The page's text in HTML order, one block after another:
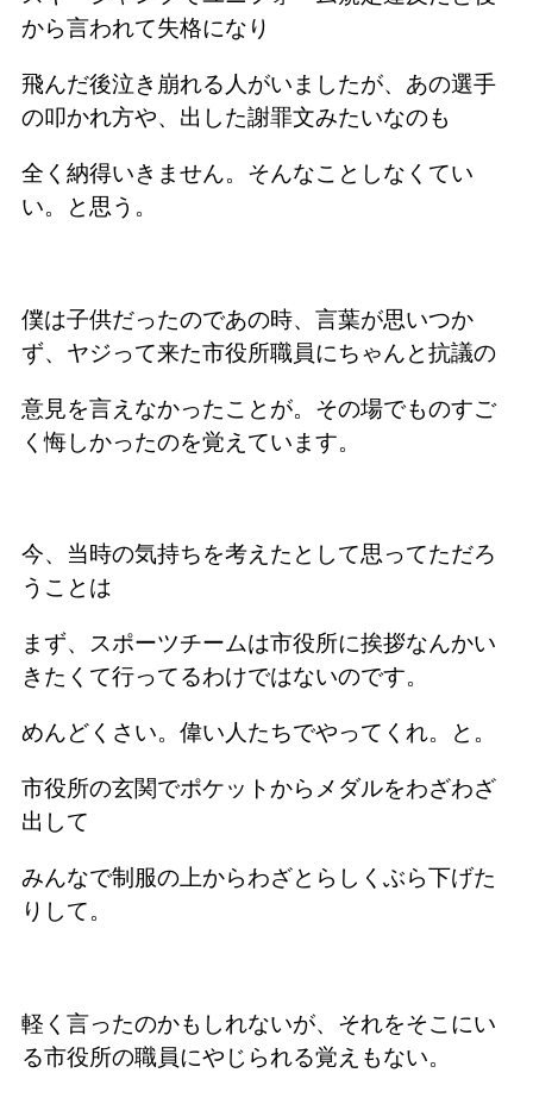
から言われて失格になり
飛んだ後泣き崩れる人がいましたが、あの選手
の叩かれ方や、出した謝罪文みたいなのも
全く納得いきません。そんなことしなくてい
い。と思う。
僕は子供だったのであの時、言葉が思いつか
ず、ヤジって来た市役所職員にちゃんと抗議の
意見を言えなかったことが。その場でものすご
く悔しかったのを覚えています。
今、当時の気持ちを考えたとして思ってただろ
うことは
まず、スポーツチームは市役所に挨拶なんかい
きたくて行ってるわけではないのです。
めんどくさい。偉い人たちでやってくれ。と。
市役所の玄関でポケットからメダルをわざわざ
出して
みんなで制服の上からわざとらしくぶら下げた
りして。
軽く言ったのかもしれないが、それをそこにい
る市役所の職員にやじられる覚えもない。